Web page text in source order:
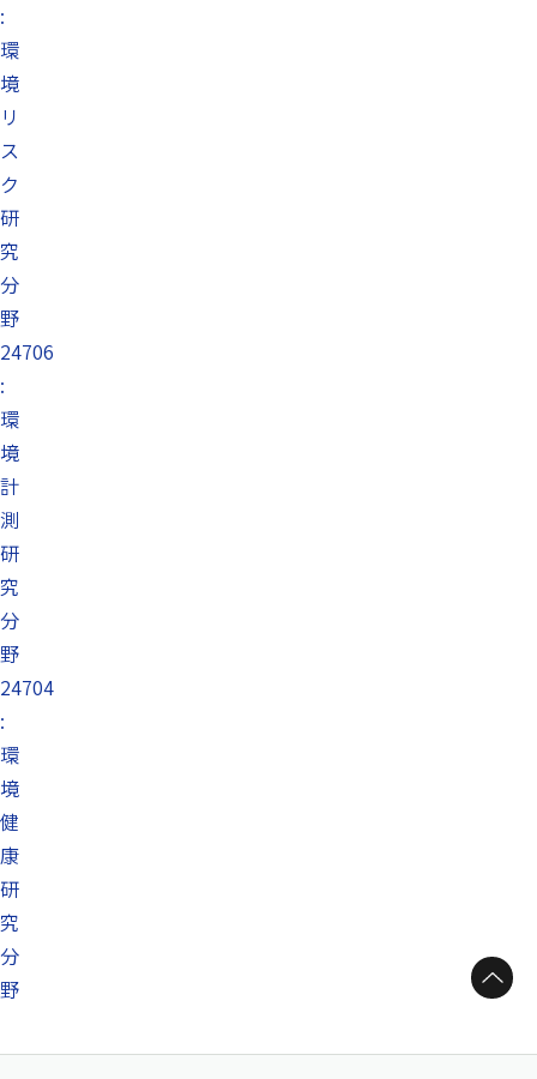
:
環
境
リ
ス
ク
研
究
分
野
24706
:
環
境
計
測
研
究
分
野
24704
:
環
境
健
康
研
究
分
野
ページトップへ